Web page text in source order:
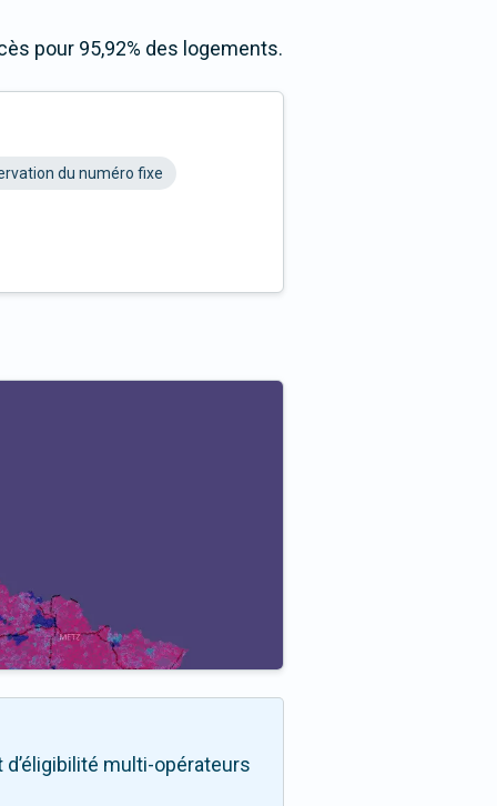
pour 95,92% des logements.
du numéro fixe
multi-opérateurs